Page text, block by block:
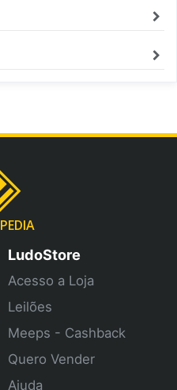
PEDIA
LudoStore
Acesso a Loja
Leilões
Meeps - Cashback
Quero Vender
Ajuda